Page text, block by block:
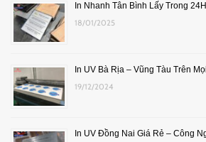
In Nhanh Tân Bình Lấy Trong 24H
18/01/2025
In UV Bà Rịa – Vũng Tàu Trên
19/12/2024
In UV Đồng Nai Giá Rẻ – Công